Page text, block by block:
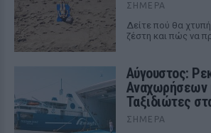
ΣΉΜΕΡΑ
Δείτε πού θα
ζέστη και πώς να
Αύγουστος:
Αναχωρήσεων
Ταξιδιώτες
ΣΉΜΕΡΑ